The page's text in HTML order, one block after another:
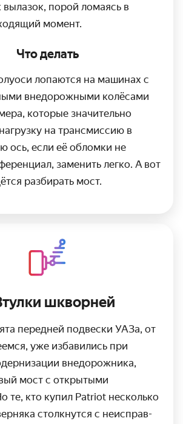
порой ломаясь в
момент.
Что делать
лопаются на машинах с
внедорожными колёсами
которые значи­тельно
на трансмиссию в
ось, если её обломки не
заменить легко. А вот
разбирать мост.
шкворней
передней подвески УАЗа, от
уже избавились при
внедорожника,
мост с открытыми
те, кто купил Patriot несколько
столкнутся с неисправ­